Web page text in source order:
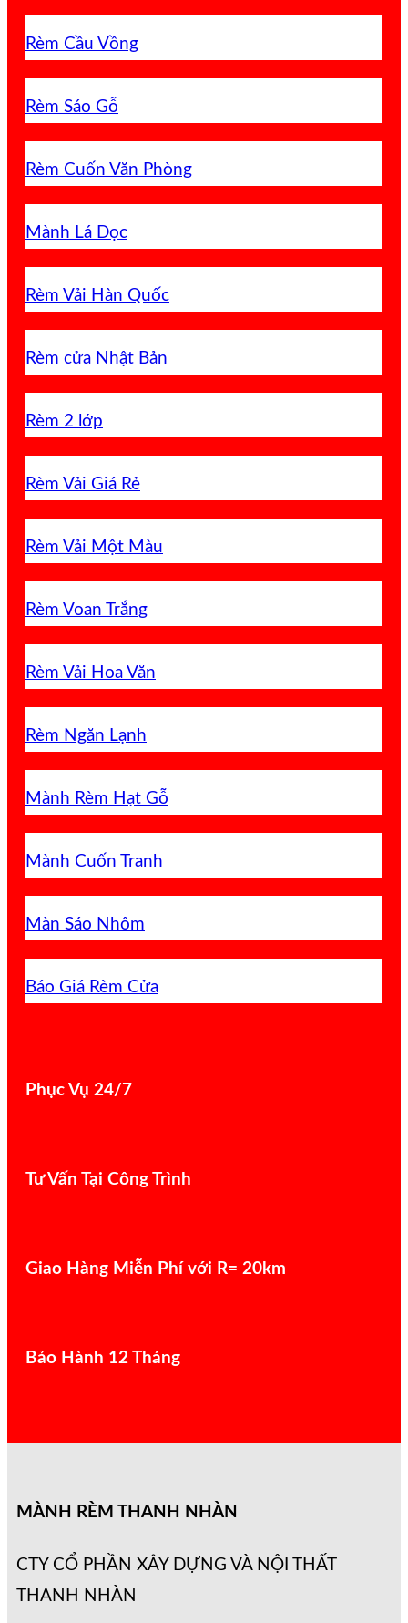
Rèm Cầu Vồng
Rèm Sáo Gỗ
Rèm Cuốn Văn Phòng
Mành Lá Dọc
Rèm Vải Hàn Quốc
Rèm cửa Nhật Bản
Rèm 2 lớp
Rèm Vải Giá Rẻ
Rèm Vải Một Màu
Rèm Voan Trắng
Rèm Vải Hoa Văn
Rèm Ngăn Lạnh
Mành Rèm Hạt Gỗ
Mành Cuốn Tranh
Màn Sáo Nhôm
Báo Giá Rèm Cửa
Phục Vụ 24/7
Tư Vấn Tại Công Trình
Giao Hàng Miễn Phí với R= 20km
Bảo Hành 12 Tháng
MÀNH RÈM THANH NHÀN
CTY CỔ PHẦN XÂY DỰNG VÀ NỘI THẤT
THANH NHÀN